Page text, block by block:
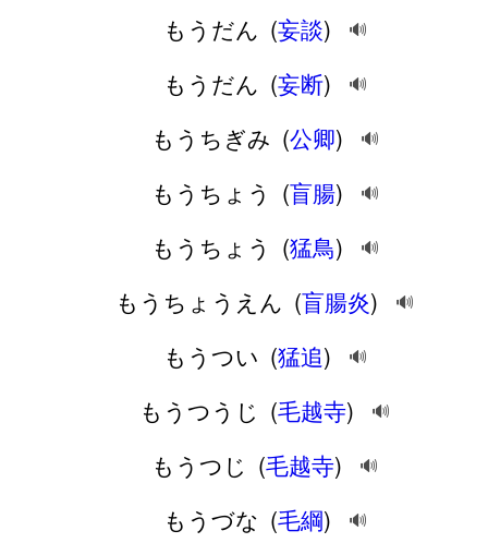
もうだん (妄談) 🔊
もうだん (妄断) 🔊
もうちぎみ (公卿) 🔊
もうちょう (盲腸) 🔊
もうちょう (猛鳥) 🔊
もうちょうえん (盲腸炎) 🔊
もうつい (猛追) 🔊
もうつうじ (毛越寺) 🔊
もうつじ (毛越寺) 🔊
もうづな (毛綱) 🔊